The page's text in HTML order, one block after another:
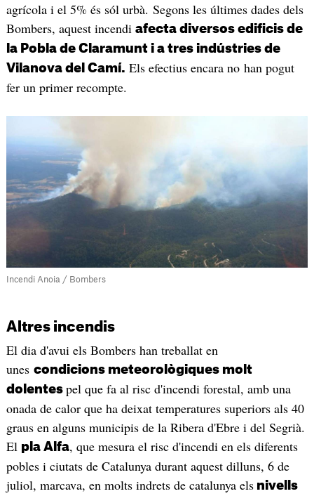
agrícola i el 5% és sól urbà. Segons les últimes dades dels
Bombers, aquest incendi afecta diversos edificis de
la Pobla de Claramunt i a tres indústries de
Vilanova del Camí. Els efectius encara no han pogut
fer un primer recompte.
Incendi Anoia / Bombers
Altres incendis
El dia d'avui els Bombers han treballat en
unes condicions meteorològiques molt
dolentes pel que fa al risc d'incendi forestal, amb una
onada de calor que ha deixat temperatures superiors als 40
graus en alguns municipis de la Ribera d'Ebre i del Segrià.
El pla Alfa, que mesura el risc d'incendi en els diferents
pobles i ciutats de Catalunya durant aquest dilluns, 6 de
juliol, marcava, en molts indrets de catalunya elsnivells